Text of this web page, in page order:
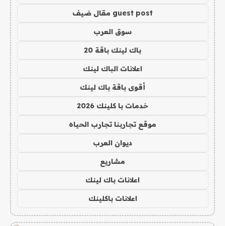
guest post مقال ضيف
سوق العرب
باك لينك باقة 20
اعلانات الباك لينك
أقوى باقة باك لينك
خدمات با كلينك 2026
موقع تجاربنا تجارب الحياه
ديوان العرب
مشاريع
اعلانات باك لينك
اعلانات باكلينك